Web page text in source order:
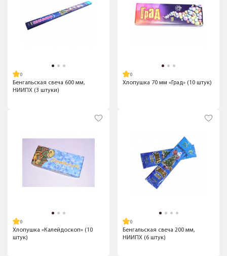
Бенгальская свеча 600 мм,
НИИПХ (3 штуки)
Хлопушка 70 мм «Град» (10 штук)
Хлопушка «Калейдоскоп» (10
штук)
Бенгальская свеча 200 мм,
НИИПХ (6 штук)